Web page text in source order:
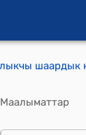
Маалыматтар